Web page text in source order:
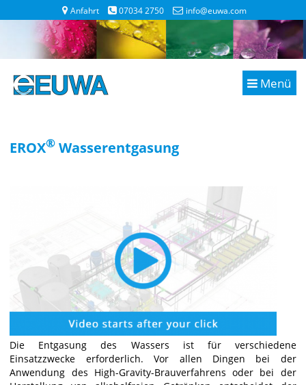
Anfahrt 07034 2750 info@euwa.com
EROX® Wasserentgasung
Die Entgasung des Wassers ist für verschiedene
Einsatzzwecke erforderlich. Vor allen Dingen bei der
Anwendung des High-Gravity-Brauverfahrens oder bei der
Menü